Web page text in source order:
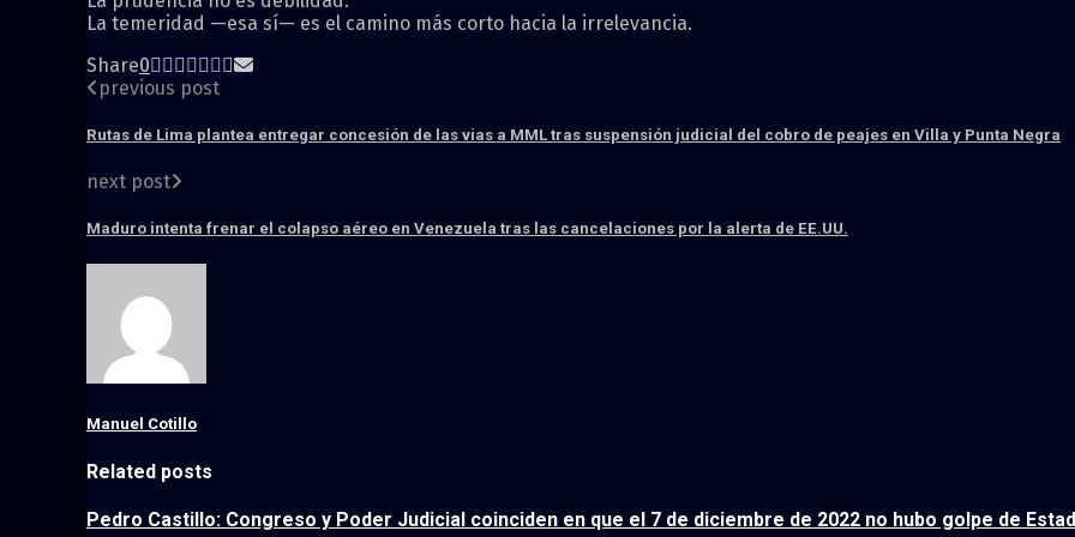
La temeridad —esa sí— es el camino más corto hacia la irrelevancia.
Share0
previous post
Rutas de Lima plantea entregar concesión de las vias a MML tras suspensión judicial del cobro de peajes en Villa y Punta Negra
next post
Maduro intenta frenar el colapso aéreo en Venezuela tras las cancelaciones por la alerta de EE.UU.
Manuel Cotillo
Related posts
Pedro Castillo: Congreso y Poder Judicial coinciden en que el 7 de diciembre de 2022 no hubo golpe de